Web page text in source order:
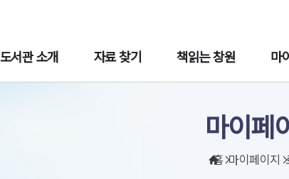
도서관 소개 자료 찾기 책읽는 창원 마
마이페
홈 마이페이지